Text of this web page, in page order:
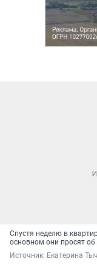
Спустя неделю в
основном они просят
Источник: Екатерина